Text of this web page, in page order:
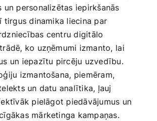
un personalizētas iepirkšanās
tirgus dinamika liecina par
centru ‍digitālo
ko uzņēmumi izmanto, ⁢lai
un iepazītu pircēju uzvedību.
izmantošana, ⁣piemēram,
un datu analītika,​ ļauj
pielāgot ​piedāvājumus ⁢un‍
mārketinga kampaņas.